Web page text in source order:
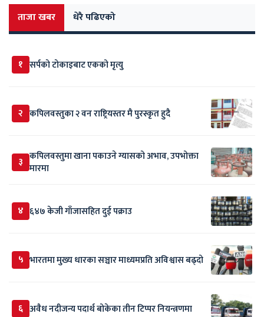
ताजा खबर धेरै पढिएको
१ सर्पकाे टाेकाइबाट एकको मृत्यु
२ कपिलवस्तुका २ वन राष्ट्रियस्तर मै पुरस्कृत हुदै
३ कपिलवस्तुमा खाना पकाउने ग्यासको अभाव, उपभोक्ता
मारमा
४ ६४७ केजी गाँजासहित दुई पक्राउ
५ भारतमा मुख्य धारका सञ्चार माध्यमप्रति अविश्वास बढ्दो
६ अवैध नदीजन्य पदार्थ बोकेका तीन टिप्पर नियन्त्रणमा